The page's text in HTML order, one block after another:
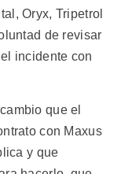
Oryx, Tripetrol
de revisar
incidente con
que el
con Maxus
y que